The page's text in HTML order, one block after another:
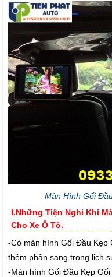
Màn Hình Gối
I.Những Tiện Nghi Khi
Cho Xe Ô Tô.
-Có màn hình Gối Đầu Kẹp
thêm phần sang trọng lịch
-Màn hình Gối Đầu Kẹp